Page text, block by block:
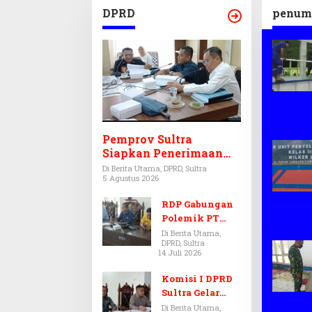
DPRD
Pemprov Sultra
Siapkan Penerimaan
CPNS dan PPPK 2027,
DPRD Sultra Desak
Formasi Disabilitas
Di Berita Utama, DPRD, Sultra
5 Agustus 2026
RDP Gabungan
Polemik PT
Antam-SJS
Kolaka
Ditunda,
Komisi III dan
IV Menunggu
Di Berita Utama,
DPRD, Sultra
14 Juli 2026
Komisi I DPRD
Sultra Gelar
RDP, Ungkap
Di Berita Utama,